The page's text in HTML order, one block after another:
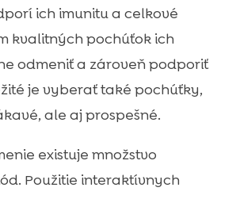
ich imunitu a celkové
kvalitných pochúťok ich
odmeniť a zároveň podporiť
je vyberať také pochúťky,
ale aj prospešné.
existuje množstvo
Použitie interaktívnych